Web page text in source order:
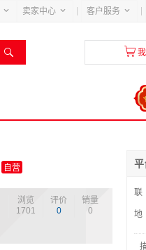
 卖家中心  客户服务 
 
自营
浏览
1701
评价
0
销量
0
平
联
地